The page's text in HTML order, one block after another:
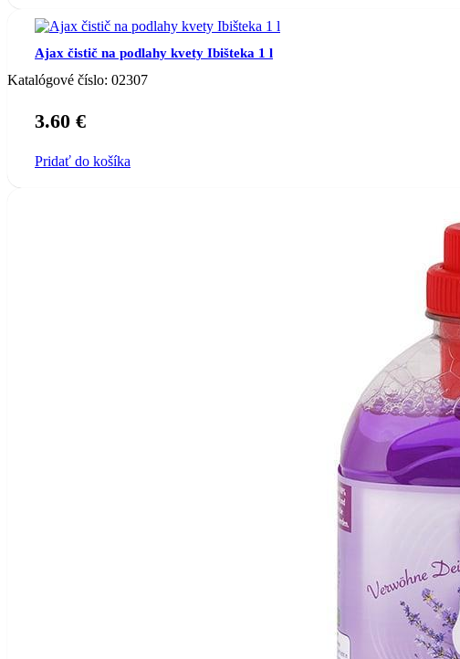
Ajax čistič na podlahy kvety Ibišteka 1 l
Katalógové číslo: 02307
3.60 €
Pridať do košíka